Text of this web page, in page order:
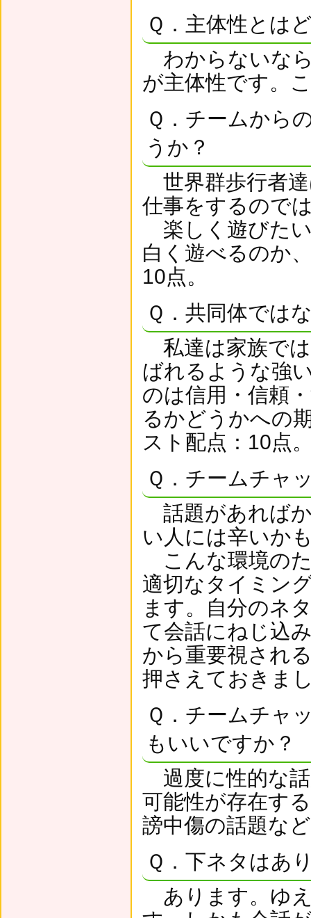
Ｑ．主体性とは
わからないな
が主体性です。
Ｑ．チームから
うか？
世界群歩行者
仕事をするので
楽しく遊びた
白く遊べるのか
10点。
Ｑ．共同体では
私達は家族で
ばれるような強
のは信用・信頼
るかどうかへの
スト配点：10点
Ｑ．チームチャ
話題があれば
い人には辛いか
こんな環境の
適切なタイミン
ます。自分のネ
て会話にねじ込
から重要視され
押さえておきま
Ｑ．チームチャ
もいいですか？
過度に性的な
可能性が存在す
謗中傷の話題な
Ｑ．下ネタはあ
あります。ゆ